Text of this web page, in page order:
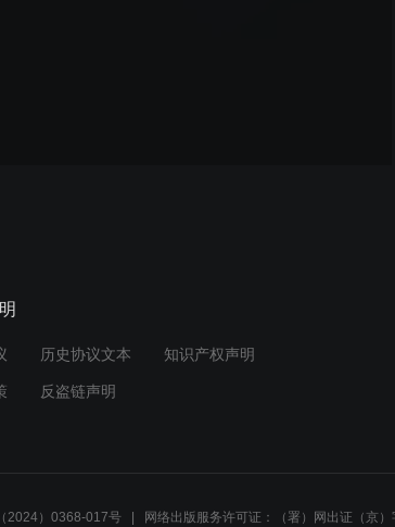
历史协议文本 知识产权声明
反盗链声明
2024）0368-017号 网络出版服务许可证：（署）网出证（京